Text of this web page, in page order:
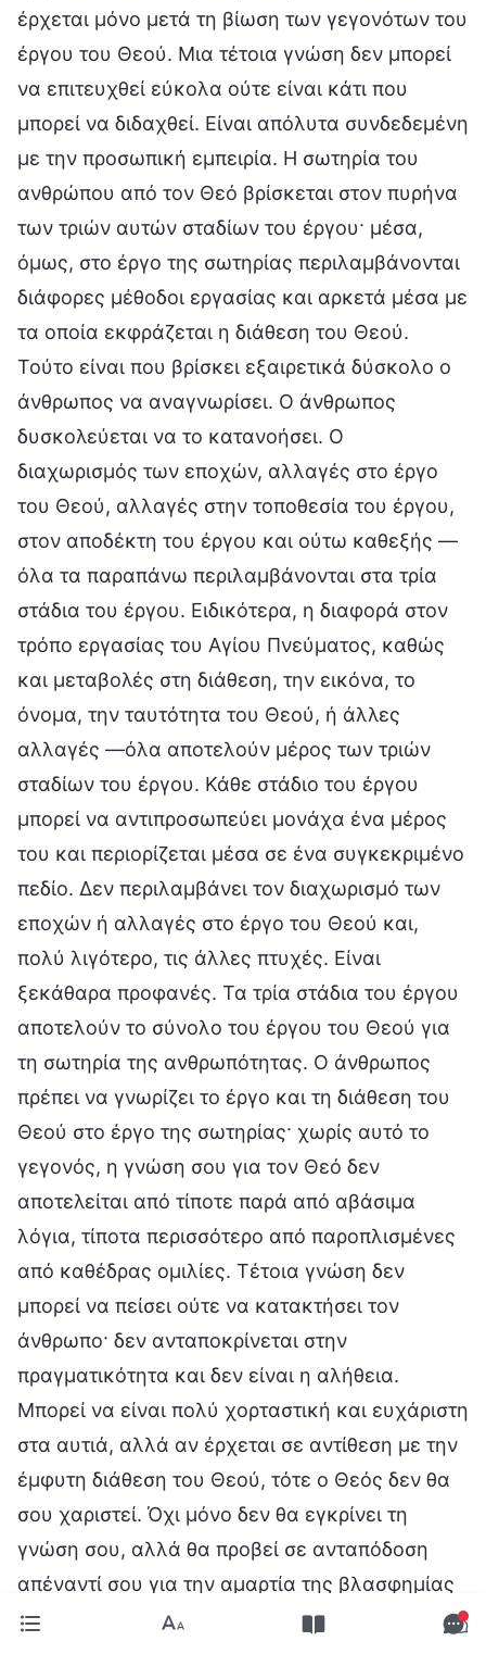
έρχεται μόνο μετά τη βίωση των γεγονότων του
έργου του Θεού. Μια τέτοια γνώση δεν μπορεί
να επιτευχθεί εύκολα ούτε είναι κάτι που
μπορεί να διδαχθεί. Είναι απόλυτα συνδεδεμένη
με την προσωπική εμπειρία. Η σωτηρία του
ανθρώπου από τον Θεό βρίσκεται στον πυρήνα
των τριών αυτών σταδίων του έργου· μέσα,
όμως, στο έργο της σωτηρίας περιλαμβάνονται
διάφορες μέθοδοι εργασίας και αρκετά μέσα με
τα οποία εκφράζεται η διάθεση του Θεού.
Τούτο είναι που βρίσκει εξαιρετικά δύσκολο ο
άνθρωπος να αναγνωρίσει. Ο άνθρωπος
δυσκολεύεται να το κατανοήσει. Ο
διαχωρισμός των εποχών, αλλαγές στο έργο
του Θεού, αλλαγές στην τοποθεσία του έργου,
στον αποδέκτη του έργου και ούτω καθεξής —
όλα τα παραπάνω περιλαμβάνονται στα τρία
στάδια του έργου. Ειδικότερα, η διαφορά στον
τρόπο εργασίας του Αγίου Πνεύματος, καθώς
και μεταβολές στη διάθεση, την εικόνα, το
όνομα, την ταυτότητα του Θεού, ή άλλες
αλλαγές —όλα αποτελούν μέρος των τριών
σταδίων του έργου. Κάθε στάδιο του έργου
μπορεί να αντιπροσωπεύει μονάχα ένα μέρος
του και περιορίζεται μέσα σε ένα συγκεκριμένο
πεδίο. Δεν περιλαμβάνει τον διαχωρισμό των
εποχών ή αλλαγές στο έργο του Θεού και,
πολύ λιγότερο, τις άλλες πτυχές. Είναι
ξεκάθαρα προφανές. Τα τρία στάδια του έργου
αποτελούν το σύνολο του έργου του Θεού για
τη σωτηρία της ανθρωπότητας. Ο άνθρωπος
πρέπει να γνωρίζει το έργο και τη διάθεση του
Θεού στο έργο της σωτηρίας· χωρίς αυτό το
γεγονός, η γνώση σου για τον Θεό δεν
αποτελείται από τίποτε παρά από αβάσιμα
λόγια, τίποτα περισσότερο από παροπλισμένες
από καθέδρας ομιλίες. Τέτοια γνώση δεν
μπορεί να πείσει ούτε να κατακτήσει τον
άνθρωπο· δεν ανταποκρίνεται στην
πραγματικότητα και δεν είναι η αλήθεια.
Μπορεί να είναι πολύ χορταστική και ευχάριστη
στα αυτιά, αλλά αν έρχεται σε αντίθεση με την
έμφυτη διάθεση του Θεού, τότε ο Θεός δεν θα
σου χαριστεί. Όχι μόνο δεν θα εγκρίνει τη
γνώση σου, αλλά θα προβεί σε ανταπόδοση
απέναντί σου για την αμαρτία της βλασφημίας
που διέπραξες. Τα λόγια σχετικά με τη γνώση